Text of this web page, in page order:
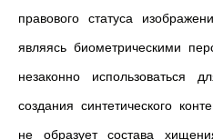
правового статуса
являясь биометрическими
незаконно использоваться
создания синтетического
не образует состава